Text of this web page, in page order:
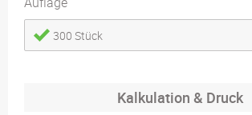
300 Stück
Kalkulation & Druck